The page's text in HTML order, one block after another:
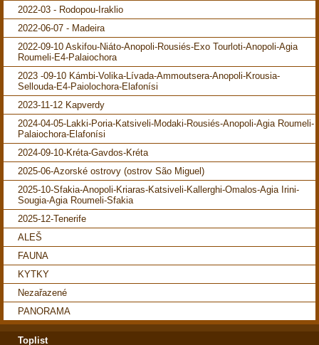
2022-03 - Rodopou-Iraklio
2022-06-07 - Madeira
2022-09-10 Askifou-Niáto-Anopoli-Rousiés-Exo Tourloti-Anopoli-Agia
Roumeli-E4-Palaiochora
2023 -09-10 Kámbi-Volika-Lívada-Ammoutsera-Anopoli-Krousia-
Sellouda-E4-Paiolochora-Elafonísi
2023-11-12 Kapverdy
2024-04-05-Lakki-Poria-Katsiveli-Modaki-Rousiés-Anopoli-Agia Roumeli-
Palaiochora-Elafonísi
2024-09-10-Kréta-Gavdos-Kréta
2025-06-Azorské ostrovy (ostrov São Miguel)
2025-10-Sfakia-Anopoli-Kriaras-Katsiveli-Kallerghi-Omalos-Agia Irini-
Sougia-Agia Roumeli-Sfakia
2025-12-Tenerife
ALEŠ
FAUNA
KYTKY
Nezařazené
PANORAMA
Toplist